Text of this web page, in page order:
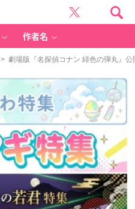
作者名
> 劇場版『名探偵コナン 緋色の弾丸』